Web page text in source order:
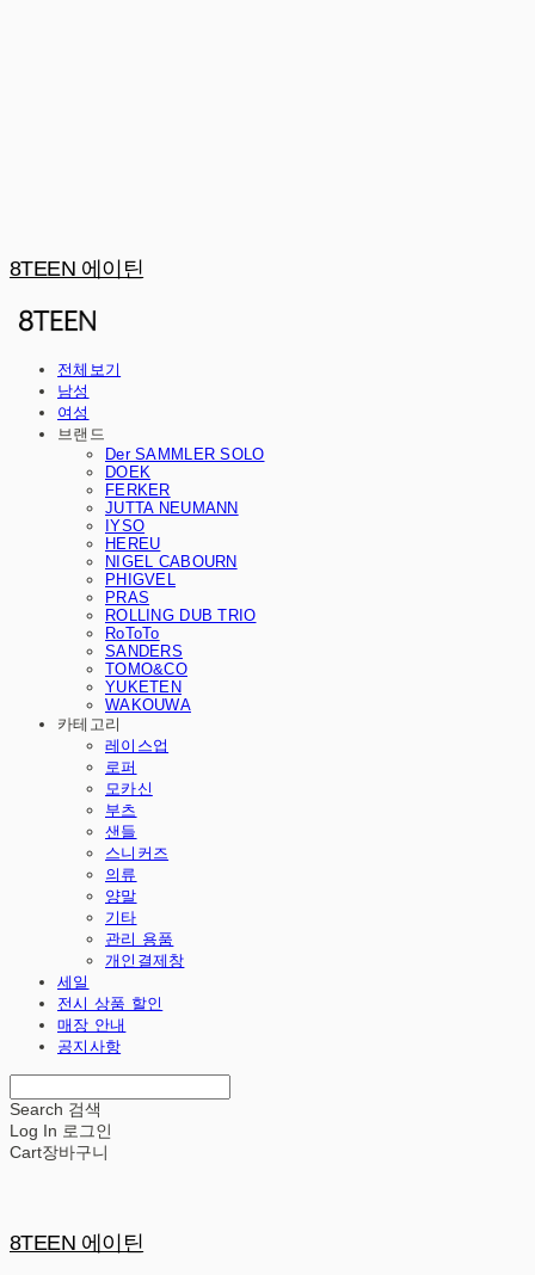
8TEEN 에이틴
전체보기
남성
여성
브랜드
Der SAMMLER SOLO
DOEK
FERKER
JUTTA NEUMANN
IYSO
HEREU
NIGEL CABOURN
PHIGVEL
PRAS
ROLLING DUB TRIO
RoToTo
SANDERS
TOMO&CO
YUKETEN
WAKOUWA
카테고리
레이스업
로퍼
모카신
부츠
샌들
스니커즈
의류
양말
기타
관리 용품
개인결제창
세일
전시 상품 할인
매장 안내
공지사항
Search 검색
Log In 로그인
Cart장바구니
8TEEN 에이틴